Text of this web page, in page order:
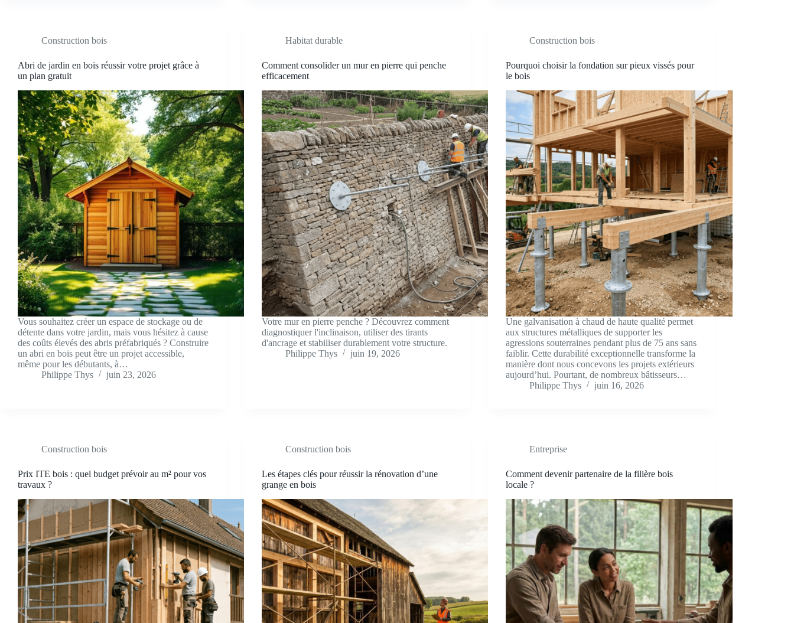
Construction bois
Abri de jardin en bois réussir votre projet grâce à
un plan gratuit
Vous souhaitez créer un espace de stockage ou de
détente dans votre jardin, mais vous hésitez à cause
des coûts élevés des abris préfabriqués ? Construire
un abri en bois peut être un projet accessible,
même pour les débutants, à…
Philippe Thys
juin 23, 2026
Habitat durable
Comment consolider un mur en pierre qui penche
efficacement
Votre mur en pierre penche ? Découvrez comment
diagnostiquer l'inclinaison, utiliser des tirants
d'ancrage et stabiliser durablement votre structure.
Philippe Thys
juin 19, 2026
Construction bois
Pourquoi choisir la fondation sur pieux vissés pour
le bois
Une galvanisation à chaud de haute qualité permet
aux structures métalliques de supporter les
agressions souterraines pendant plus de 75 ans sans
faiblir. Cette durabilité exceptionnelle transforme la
manière dont nous concevons les projets extérieurs
aujourd’hui. Pourtant, de nombreux bâtisseurs…
Philippe Thys
juin 16, 2026
Construction bois
Prix ITE bois : quel budget prévoir au m² pour vos
travaux ?
Construction bois
Les étapes clés pour réussir la rénovation d’une
grange en bois
Entreprise
Comment devenir partenaire de la filière bois
locale ?